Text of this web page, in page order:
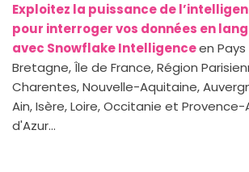
Exploitez la puissance de
pour interroger vos données en
avec Snowflake Intelligenceen Pays
Bretagne, Île de France, Région
Charentes, Nouvelle-Aquitaine,
Ain, Isère, Loire, Occitanie et
d'Azur...